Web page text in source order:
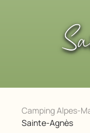
Camping Alpes-
Sainte-Agnès